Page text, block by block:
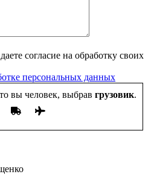
согласие на обработку своих
персональных данных
вы человек, выбрав грузовик.